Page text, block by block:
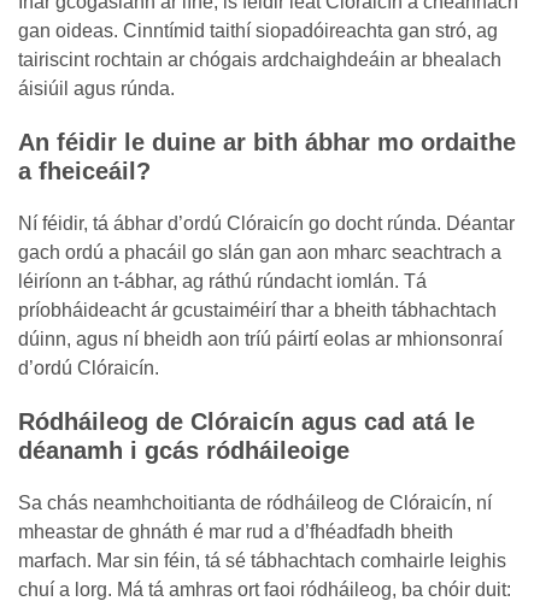
gan oideas. Cinntímid taithí siopadóireachta gan stró, ag
tairiscint rochtain ar chógais ardchaighdeáin ar bhealach
áisiúil agus rúnda.
An féidir le duine ar bith ábhar mo ordaithe
a fheiceáil?
Ní féidir, tá ábhar d’ordú Clóraicín go docht rúnda. Déantar
gach ordú a phacáil go slán gan aon mharc seachtrach a
léiríonn an t-ábhar, ag ráthú rúndacht iomlán. Tá
príobháideacht ár gcustaiméirí thar a bheith tábhachtach
dúinn, agus ní bheidh aon tríú páirtí eolas ar mhionsonraí
d’ordú Clóraicín.
Ródháileog de Clóraicín agus cad atá le
déanamh i gcás ródháileoige
Sa chás neamhchoitianta de ródháileog de Clóraicín, ní
mheastar de ghnáth é mar rud a d’fhéadfadh bheith
marfach. Mar sin féin, tá sé tábhachtach comhairle leighis
chuí a lorg. Má tá amhras ort faoi ródháileog, ba chóir duit: